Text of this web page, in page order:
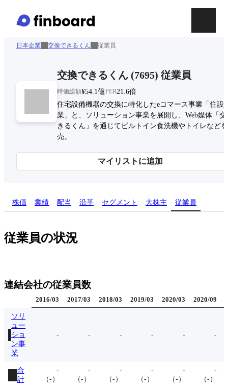
日本企業 交換できるくん 従業員
交換できるくん (7695) 従業員
時価総額¥54.1億PER21.6倍
住宅設備機器の交換に特化したeコマース事業「住設
業」と、ソリューション事業を展開し、Web媒体「交
きるくん」を通じてビルトイン食洗機やトイレなど
売。
マイリストに追加
株価 業績 配当 沿革 セグメント 大株主 従業員
従業員の状況
連結会社の従業員数
2016/03 2017/03 2018/03 2019/03 2020/03 2020/09
ソリ
ュー
ショ
ン事
業
- - - - - -
合
計
-
（-）
-
（-）
-
（-）
-
（-）
-
（-）
-
（-）